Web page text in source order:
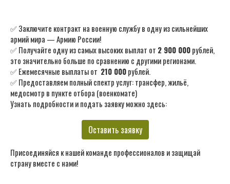
✅ Заключите контракт на военную службу в одну из сильнейших
армий мира — Армию России!
✅ Получайте одну из самых высоких выплат от 2 900 000рублей,
это значительно больше по сравнению с другими регионами.
✅ Ежемесячные выплаты от 210 000рублей.
✅ Предоставляем полный спектр услуг: трансфер, жильё,
медосмотр в пункте отбора (военкомате)
Узнать подробности и подать заявку можно здесь:
Оставить заявку
Присоединяйся к нашей команде профессионалов и защищай
страну вместе с нами!